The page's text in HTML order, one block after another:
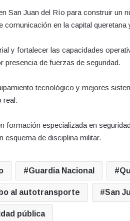
San Juan del Río para construir un
en la capital queretana
y fortalecer las capacidades
presencia de fuerzas de seguridad.
tecnológico y mejores
real.
especializada en
esquema de disciplina militar.
Guardia Nacional
al autotransporte San
pública